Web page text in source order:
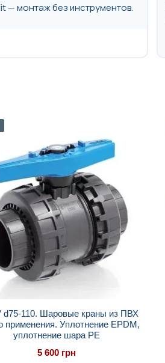
— монтаж без инструментов.
d75-110. Шаровые краны из ПВХ
применения. Уплотнение EPDM,
уплотнение шара PE
5 600 грн